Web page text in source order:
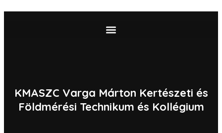
KMASZC Varga Márton Kertészeti és
Földmérési Technikum és Kollégium